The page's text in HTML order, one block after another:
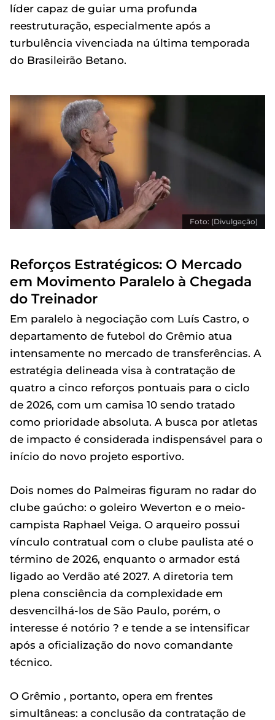
líder capaz de guiar uma profunda
reestruturação, especialmente após a
turbulência vivenciada na última temporada
do Brasileirão Betano.
Foto: (Divulgação)
Reforços Estratégicos: O Mercado
em Movimento Paralelo à Chegada
do Treinador
Em paralelo à negociação com Luís Castro, o
departamento de futebol do Grêmio atua
intensamente no mercado de transferências. A
estratégia delineada visa à contratação de
quatro a cinco reforços pontuais para o ciclo
de 2026, com um camisa 10 sendo tratado
como prioridade absoluta. A busca por atletas
de impacto é considerada indispensável para o
início do novo projeto esportivo.
Dois nomes do Palmeiras figuram no radar do
clube gaúcho: o goleiro Weverton e o meio-
campista Raphael Veiga. O arqueiro possui
vínculo contratual com o clube paulista até o
término de 2026, enquanto o armador está
ligado ao Verdão até 2027. A diretoria tem
plena consciência da complexidade em
desvencilhá-los de São Paulo, porém, o
interesse é notório ? e tende a se intensificar
após a oficialização do novo comandante
técnico.
O Grêmio , portanto, opera em frentes
simultâneas: a conclusão da contratação de